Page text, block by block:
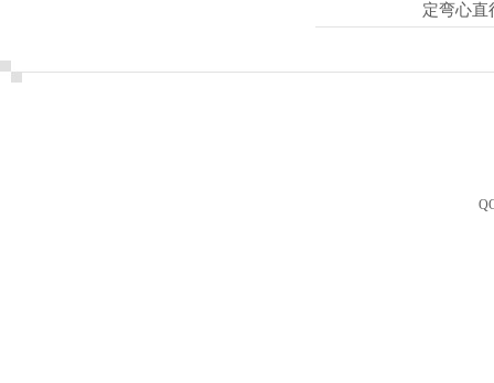
定弯心